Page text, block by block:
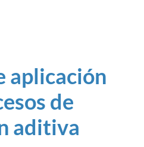
aplicación
de
aditiva